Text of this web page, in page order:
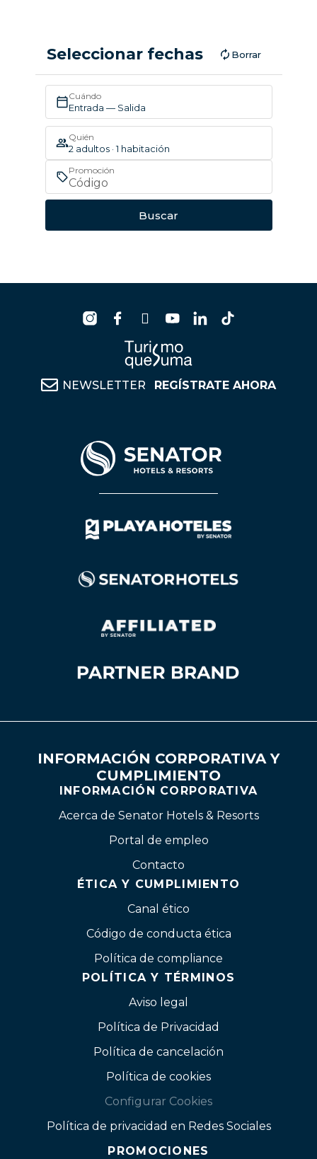
Seleccionar fechas Borrar
Cuándo
Entrada — Salida
Quién
2 adultos · 1 habitación
Promoción
Buscar
NEWSLETTER REGÍSTRATE AHORA
INFORMACIÓN CORPORATIVA Y
CUMPLIMIENTO
INFORMACIÓN CORPORATIVA
Acerca de Senator Hotels & Resorts
Portal de empleo
Contacto
ÉTICA Y CUMPLIMIENTO
Canal ético
Código de conducta ética
Política de compliance
POLÍTICA Y TÉRMINOS
Aviso legal
Política de Privacidad
Política de cancelación
Política de cookies
Configurar Cookies
Política de privacidad en Redes Sociales
PROMOCIONES